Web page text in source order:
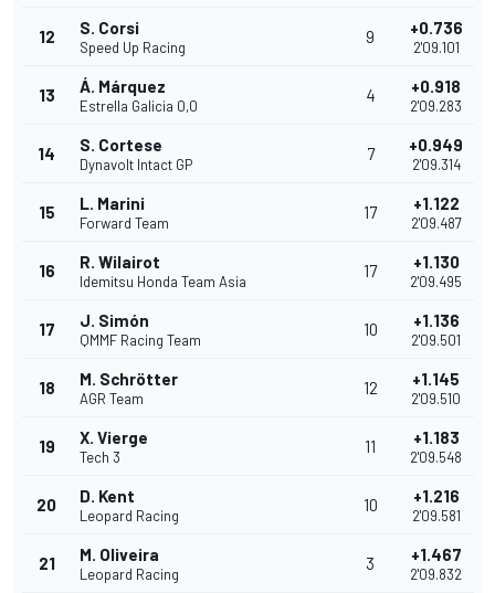
12 S. Corsi
Speed Up Racing
9 +0.736
2'09.101
13 Á. Márquez
Estrella Galicia 0,0
4 +0.918
2'09.283
14 S. Cortese
Dynavolt Intact GP
7 +0.949
2'09.314
15 L. Marini
Forward Team
17 +1.122
2'09.487
16 R. Wilairot
Idemitsu Honda Team Asia
17 +1.130
2'09.495
17 J. Simón
QMMF Racing Team
10 +1.136
2'09.501
18 M. Schrötter
AGR Team
12 +1.145
2'09.510
19 X. Vierge
Tech 3
11 +1.183
2'09.548
20 D. Kent
Leopard Racing
10 +1.216
2'09.581
21 M. Oliveira
Leopard Racing
3 +1.467
2'09.832